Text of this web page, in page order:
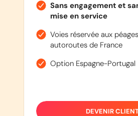
Sans engagement et
mise en service
Voies réservée aux
autoroutes de France
Option Espagne-Portugal
DEVENIR